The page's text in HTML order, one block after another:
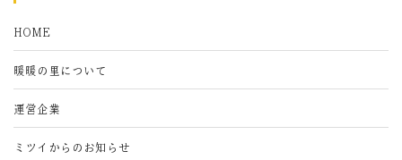
HOME
暖暖の里について
運営企業
ミツイからのお知らせ